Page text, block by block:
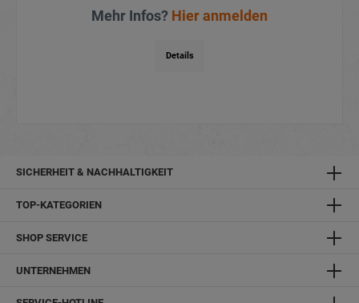
Mehr Infos? Hier anmelden
Details
SICHERHEIT & NACHHALTIGKEIT
TOP-KATEGORIEN
SHOP SERVICE
UNTERNEHMEN